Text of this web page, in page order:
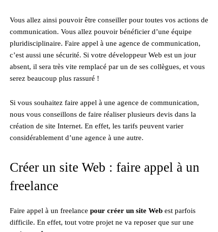
Vous allez ainsi pouvoir être conseiller pour toutes vos actions de
communication. Vous allez pouvoir bénéficier d’une équipe
pluridisciplinaire. Faire appel à une agence de communication,
c’est aussi une sécurité. Si votre développeur Web est un jour
absent, il sera très vite remplacé par un de ses collègues, et vous
serez beaucoup plus rassuré !
Si vous souhaitez faire appel à une agence de communication,
nous vous conseillons de faire réaliser plusieurs devis dans la
création de site Internet. En effet, les tarifs peuvent varier
considérablement d’une agence à une autre.
Créer un site Web : faire appel à un
freelance
Faire appel à un freelance pour créer un site Web est parfois
difficile. En effet, tout votre projet ne va reposer que sur une